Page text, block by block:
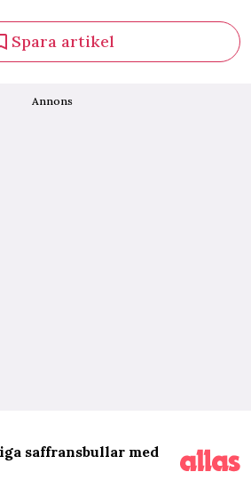
Spara artikel
Annons
saffransbullar med